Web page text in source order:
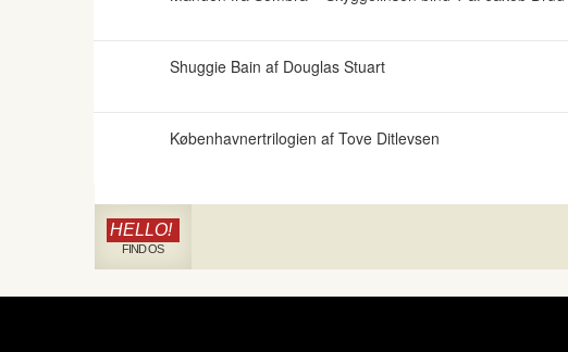
Shuggie Bain af Douglas Stuart
Københavnertrilogien af Tove Ditlevsen
HELLO!
FIND OS